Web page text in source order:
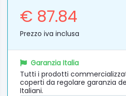
€ 87.84
Prezzo iva inclusa
Garanzia Italia
Tutti i prodotti commercializzati
coperti da regolare garanzia
Italiani.